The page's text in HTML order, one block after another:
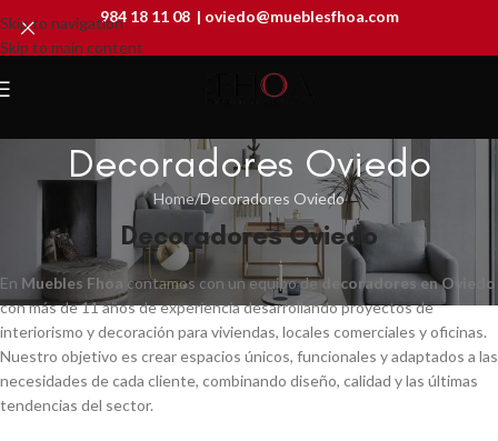
Skip to navigation
Skip to main content
984 18 11 08| oviedo@mueblesfhoa.com
Decoradores Oviedo
Home Decoradores Oviedo
Decoradores Oviedo
En Muebles Fhoa contamos con un equipo dedecoradores en Oviedo
con más de 11 años de experiencia desarrollando proyectos de
interiorismo y decoración para viviendas, locales comerciales y oficinas.
Nuestro objetivo es crear espacios únicos, funcionales y adaptados a las
necesidades de cada cliente, combinando diseño, calidad y las últimas
tendencias del sector.